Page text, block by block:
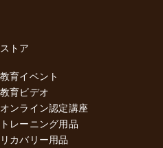
ストア
教育イベント
教育ビデオ
オンライン認定講座
トレーニング用品
リカバリー用品